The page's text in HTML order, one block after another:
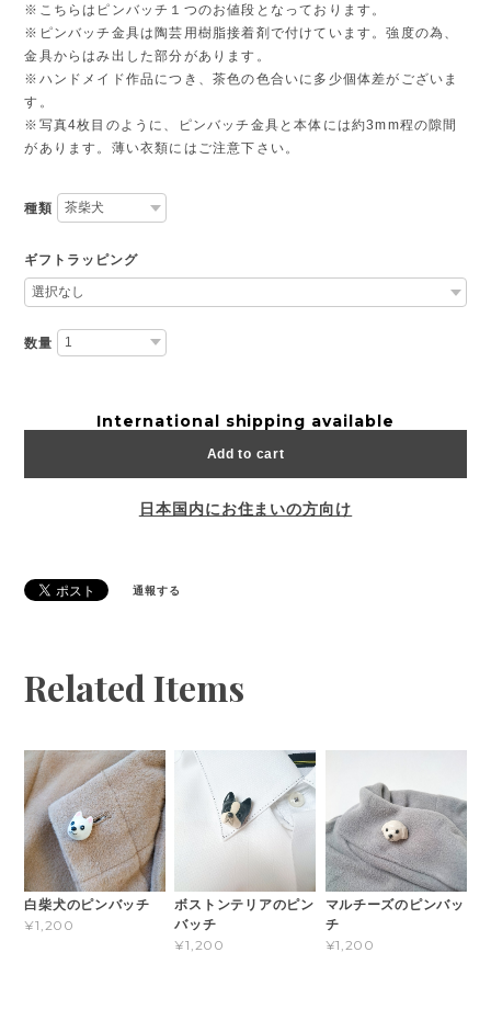
※こちらはピンバッチ１つのお値段となっております。
※ピンバッチ金具は陶芸用樹脂接着剤で付けています。強度の為、
金具からはみ出した部分があります。
※ハンドメイド作品につき、茶色の色合いに多少個体差がございま
す。
※写真4枚目のように、ピンバッチ金具と本体には約3mm程の隙間
があります。薄い衣類にはご注意下さい。
種類
ギフトラッピング
数量
International shipping available
Add to cart
日本国内にお住まいの方向け
通報する
Related Items
白柴犬のピンバッチ
¥1,200
ボストンテリアのピン
バッチ
¥1,200
マルチーズのピンバッ
チ
¥1,200